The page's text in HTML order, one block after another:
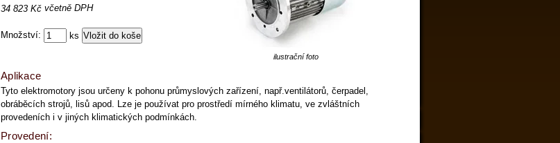
34 823 Kč včetně DPH
Množství: ks
ilustrační foto
Aplikace
Tyto elektromotory jsou určeny k pohonu průmyslových zařízení, např.ventilátorů, čerpadel,
obráběcích strojů, lisů apod. Lze je používat pro prostředí mírného klimatu, ve zvláštních
provedeních i v jiných klimatických podmínkách.
Provedení: